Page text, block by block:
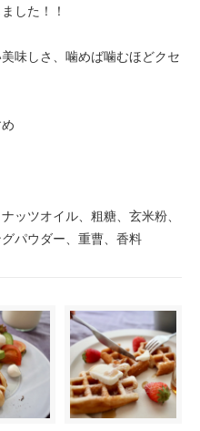
した！！
味しさ、噛めば噛むほどクセ
ッツオイル、粗糖、玄米粉、
パウダー、重曹、香料